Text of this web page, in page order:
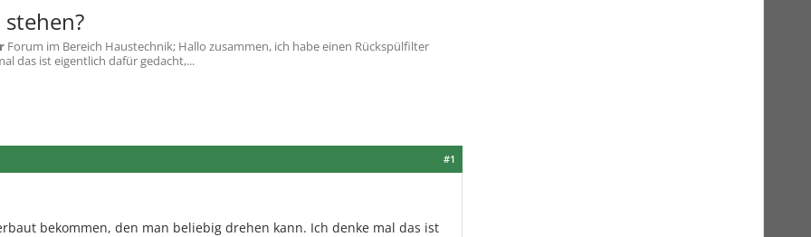
Forum im Bereich Haustechnik; Hallo zusammen, ich habe einen Rückspülfilter
das ist eigentlich dafür gedacht,...
#1
bekommen, den man beliebig drehen kann. Ich denke mal das ist